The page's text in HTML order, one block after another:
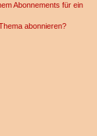
Abonnements für ein
abonnieren?